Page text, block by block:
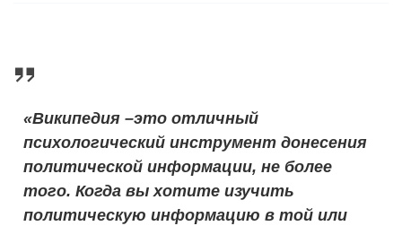
«Википедия –это отличный
психологический инструмент донесения
политической информации, не более
того. Когда вы хотите изучить
политическую информацию в той или